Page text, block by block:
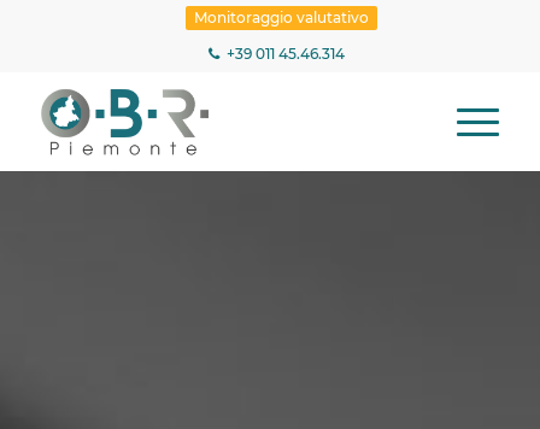
Monitoraggio valutativo
+39 011 45.46.314